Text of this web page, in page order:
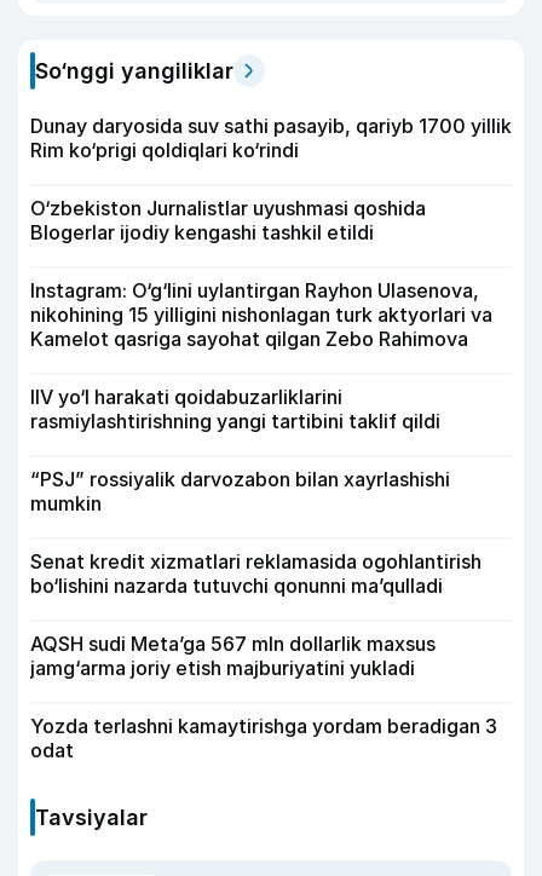
So‘nggi yangiliklar
Dunay daryosida suv sathi pasayib, qariyb 1700 yillik
Rim ko‘prigi qoldiqlari ko‘rindi
O‘zbekiston Jurnalistlar uyushmasi qoshida
Blogerlar ijodiy kengashi tashkil etildi
Instagram: O‘g‘lini uylantirgan Rayhon Ulasenova,
nikohining 15 yilligini nishonlagan turk aktyorlari va
Kamelot qasriga sayohat qilgan Zebo Rahimova
IIV yo‘l harakati qoidabuzarliklarini
rasmiylashtirishning yangi tartibini taklif qildi
“PSJ” rossiyalik darvozabon bilan xayrlashishi
mumkin
Senat kredit xizmatlari reklamasida ogohlantirish
bo‘lishini nazarda tutuvchi qonunni ma’qulladi
AQSH sudi Meta’ga 567 mln dollarlik maxsus
jamg‘arma joriy etish majburiyatini yukladi
Yozda terlashni kamaytirishga yordam beradigan 3
odat
Tavsiyalar